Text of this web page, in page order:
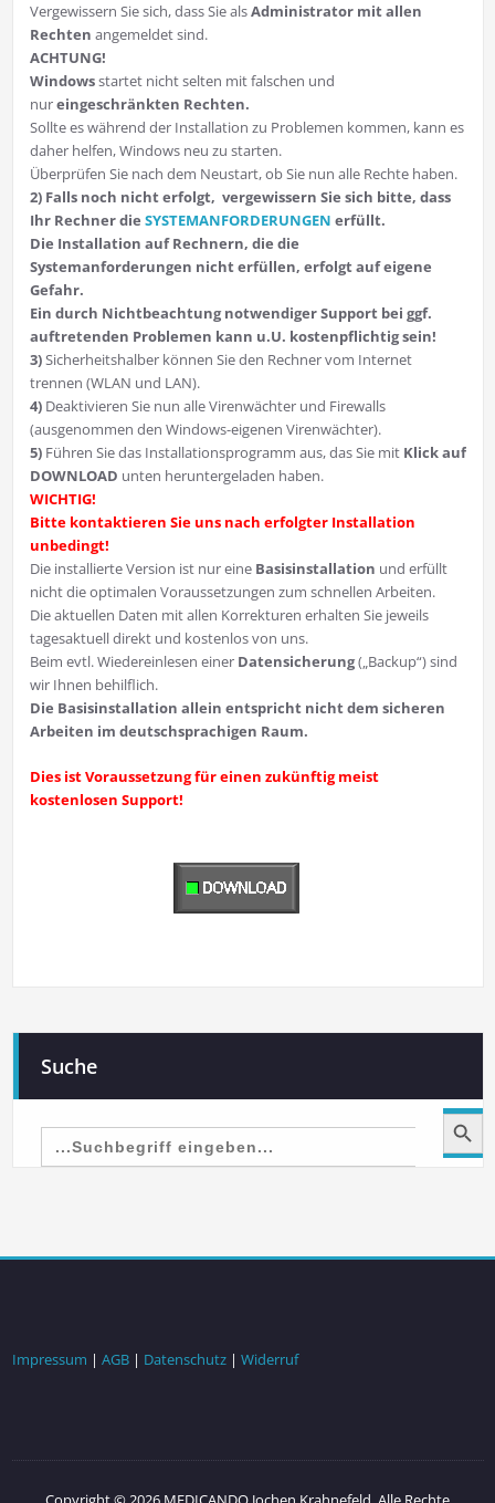
Vergewissern Sie sich, dass Sie alsAdministrator mit allen
Rechten angemeldet sind.
ACHTUNG!
Windowsstartet nicht selten mit falschen und
nureingeschränkten Rechten.
Sollte es während der Installation zu Problemen kommen, kann es
daher helfen, Windows neu zu starten.
Überprüfen Sie nach dem Neustart, ob Sie nun alle Rechte haben.
2) Falls noch nicht erfolgt, vergewissern Sie sich bitte, dass
Ihr Rechner die SYSTEMANFORDERUNGEN erfüllt.
Die Installation auf Rechnern, die die
Systemanforderungen nicht erfüllen, erfolgt auf eigene
Gefahr.
Ein durch Nichtbeachtung notwendiger Support bei ggf.
auftretenden Problemen kann u.U. kostenpflichtig sein!
3)Sicherheitshalber können Sie den Rechner vom Internet
trennen (WLAN und LAN).
4)Deaktivieren Sie nun alle Virenwächter und Firewalls
(ausgenommen den Windows-eigenen Virenwächter).
5)Führen Sie das Installationsprogramm aus, das Sie mit Klick auf
DOWNLOAD unten heruntergeladen haben.
WICHTIG!
Bitte kontaktieren Sie uns nach erfolgter Installation
unbedingt!
Die installierte Version ist nur eine Basisinstallation und erfüllt
nicht die optimalen Voraussetzungen zum schnellen Arbeiten.
Die aktuellen Daten mit allen Korrekturen erhalten Sie jeweils
tagesaktuell direkt und kostenlos von uns.
Beim evtl. Wiedereinlesen einer Datensicherung(„Backup“) sind
wir Ihnen behilflich.
Die Basisinstallation allein entspricht nicht dem sicheren
Arbeiten im deutschsprachigen Raum.
Dies ist Voraussetzung für einen zukünftig meist
kostenlosen Support!
Suche
Search
for:
Search Button
Impressum | AGB| Datenschutz| Widerruf